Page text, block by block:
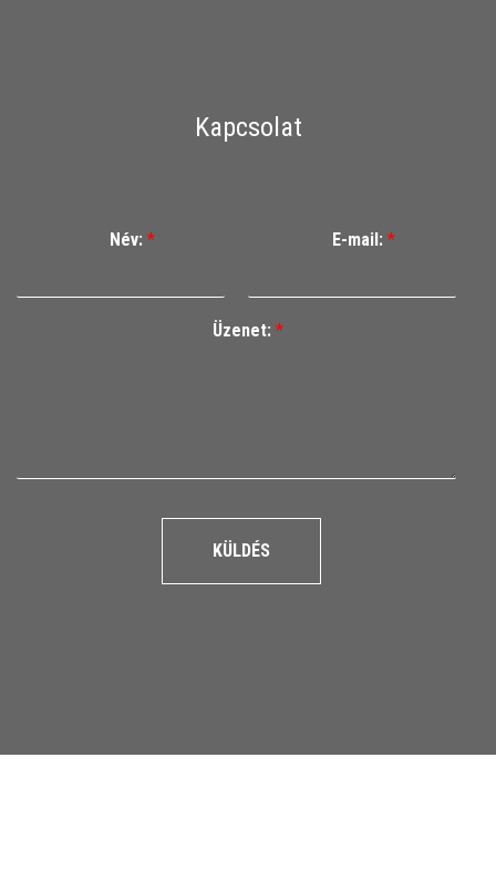
Kapcsolat
Név: * E-mail: *
Üzenet: *
KÜLDÉS